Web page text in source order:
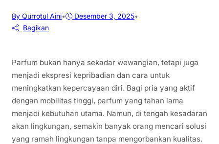
By Qurrotul Aini• Desember 3, 2025•
Bagikan
Parfum bukan hanya sekadar wewangian, tetapi juga
menjadi ekspresi kepribadian dan cara untuk
meningkatkan kepercayaan diri. Bagi pria yang aktif
dengan mobilitas tinggi, parfum yang tahan lama
menjadi kebutuhan utama. Namun, di tengah kesadaran
akan lingkungan, semakin banyak orang mencari solusi
yang ramah lingkungan tanpa mengorbankan kualitas.